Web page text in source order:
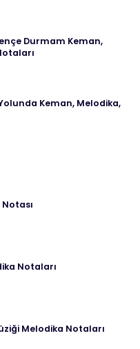
Durmam Keman,
Keman, Melodika,
Notası
Notaları
Melodika Notaları